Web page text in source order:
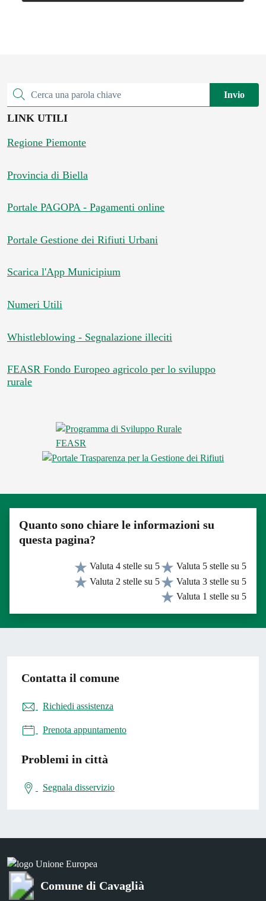
Cerca una parola chiave Invio
LINK UTILI
Regione Piemonte
Provincia di Biella
Portale PAGOPA - Pagamenti online
Portale Gestione dei Rifiuti Urbani
Scarica l'App Municipium
Numeri Utili
Whistleblowing - Segnalazione illeciti
FEASR Fondo Europeo agricolo per lo sviluppo
rurale
Quanto sono chiare le informazioni su
questa pagina?
Valuta 5 stelle su 5
Valuta 4 stelle su 5
Valuta 3 stelle su 5
Valuta 2 stelle su 5
Valuta 1 stelle su 5
Contatta il comune
Richiedi assistenza
Prenota appuntamento
Problemi in città
Segnala disservizio
Comune di Cavaglià